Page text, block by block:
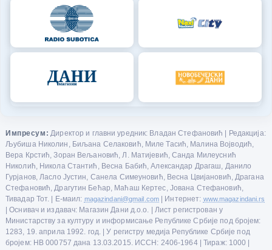
Импресум: Директор и главни уредник: Владан Стефановић | Редакција:
Љубиша Николин, Биљана Селаковић, Миле Тасић, Малина Војводић,
Вера Крстић, Зоран Вељановић, Л. Матијевић, Санда Милеуснић
Николић, Никола Стантић, Весна Бабић, Александар Драгаш, Данило
Гурјанов, Ласло Јустин, Санела Симеуновић, Весна Цвијановић, Драгана
Стефановић, Драгутин Бећар, Маћаш Кертес, Јована Стефановић,
Тивадар Тот. | Е-маил: magazindani@gmail.com | Интернет: www.magazindani.rs
| Оснивач и издавач: Магазин Дани д.о.о. | Лист регистрован у
Министарству за културу и информисање Републике Србије под бројем:
1283, 19. априла 1992. год. | У регистру медија Републике Србије под
бројем: НВ 000757 дана 13.03.2015. ИССН: 2406-1964 | Тираж: 1000 |